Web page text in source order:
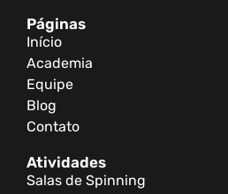
Páginas
Início
Academia
Equipe
Blog
Contato
Atividades
Salas de Spinning